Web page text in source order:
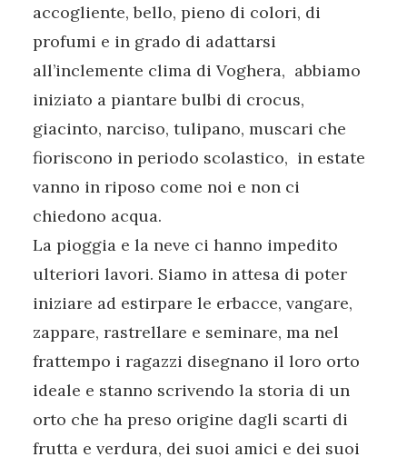
accogliente, bello, pieno di colori, di
profumi e in grado di adattarsi
all’inclemente clima di Voghera, abbiamo
iniziato a piantare bulbi di crocus,
giacinto, narciso, tulipano, muscari che
fioriscono in periodo scolastico, in estate
vanno in riposo come noi e non ci
chiedono acqua.
La pioggia e la neve ci hanno impedito
ulteriori lavori. Siamo in attesa di poter
iniziare ad estirpare le erbacce, vangare,
zappare, rastrellare e seminare, ma nel
frattempo i ragazzi disegnano il loro orto
ideale e stanno scrivendo la storia di un
orto che ha preso origine dagli scarti di
frutta e verdura, dei suoi amici e dei suoi